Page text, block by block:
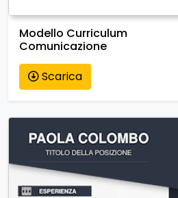
Modello Curriculum
Comunicazione
Scarica